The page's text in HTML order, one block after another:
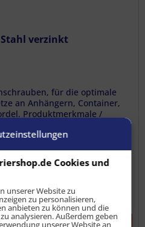
verzinkt
für die optimale
an Anhängern, Container,
Produktmerkmale /
ca. 50 x 50 mm
1,00 € *
(1,00 € / 1 Einheit)
0,95 € * -5
Cookies und
unserer Website zu
zu personalisieren,
anbieten zu können und die
analysieren. Außerdem geben
unserer Website an